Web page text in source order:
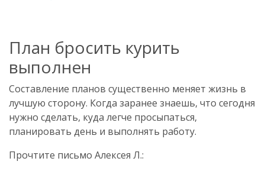
План бросить курить
выполнен
Составление планов существенно меняет жизнь в
лучшую сторону. Когда заранее знаешь, что сегодня
нужно сделать, куда легче просыпаться,
планировать день и выполнять работу.
Прочтите письмо Алексея Л.: